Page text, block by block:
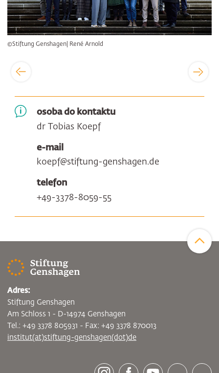
©Stiftung Genshagen| René Arnold
osoba do kontaktu
dr Tobias Koepf
e-mail
koepf@stiftung-genshagen.de
telefon
+49-3378-8059-55
[socialLinksTitle]
Adres:
Stiftung Genshagen
Am Schloss 1 - D-14974 Genshagen
Tel.: +49 3378 805931 - Fax: +49 3378 870013
institut(at)stiftung-genshagen(dot)de